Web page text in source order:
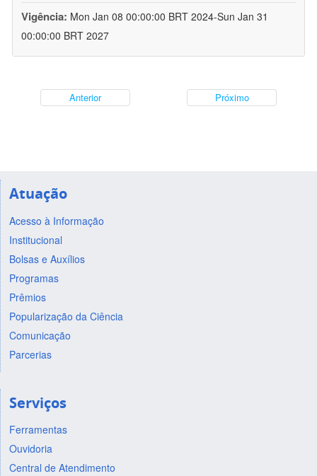
Vigência: Mon Jan 08 00:00:00 BRT 2024-Sun Jan 31
00:00:00 BRT 2027
Anterior Próximo
Atuação
Acesso à Informação
Institucional
Bolsas e Auxílios
Programas
Prêmios
Popularização da Ciência
Comunicação
Parcerias
Serviços
Ferramentas
Ouvidoria
Central de Atendimento